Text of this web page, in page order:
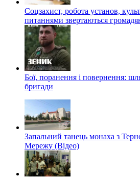
Соцзахист, робота установ,
питаннями звертаються
Бої, поранення і повернення:
бригади
Запальний танець монаха з
Мережу (Відео)